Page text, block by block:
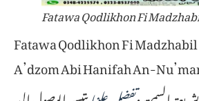
Fatawa Qodlikhon Fi
Fatawa Qodlikhon Fi
A’dzom Abi Hanifah An-